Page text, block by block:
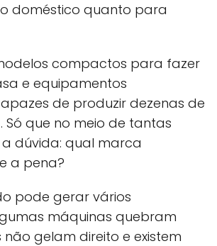
doméstico quanto para
compactos para fazer
e equipamentos
de produzir dezenas de
Só que no meio de tantas
dúvida: qual marca
a pena?
pode gerar vários
máquinas quebram
gelam direito e existem